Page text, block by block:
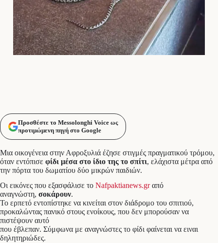
Προσθέστε το Messolonghi Voice ως
προτιμώμενη πηγή στο Google
Μια οικογένεια στην Αφροξυλιά έζησε στιγμές πραγματικού τρόμου,
όταν εντόπισε φίδι μέσα στο ίδιο της το σπίτι, ελάχιστα μέτρα από
την πόρτα του δωματίου δύο μικρών παιδιών.
Οι εικόνες που εξασφάλισε το Nafpaktianews.grαπό
αναγνώστη, σοκάρουν.
Το ερπετό εντοπίστηκε να κινείται στον διάδρομο του σπιτιού,
προκαλώντας πανικό στους ενοίκους, που δεν μπορούσαν να
πιστέψουν αυτό
που έβλεπαν. Σύμφωνα με αναγνώστες το φίδι φαίνεται να ειναι
δηλητηριώδες.